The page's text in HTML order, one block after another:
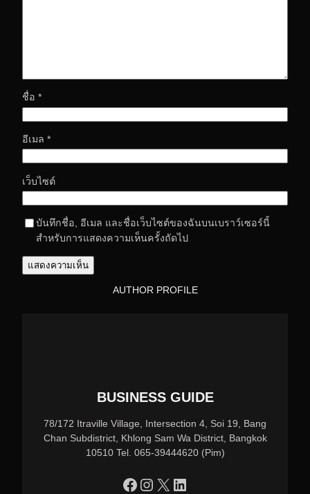
ชื่อ *
อีเมล *
เว็บไซต์
บันทึกชื่อ, อีเมล และชื่อเว็บไซต์ของฉันบนเบราว์เซอร์นี้
สำหรับการแสดงความเห็นครั้งถัดไป
AUTHOR PROFILE
BUSINESS GUIDE
78/172 Itraville Village, Intersection 4, Soi 19, Bang
Chan Subdistrict, Khlong Sam Wa District, Bangkok
10510 Tel. 065-39444620 (Pim)
https://www.facebook.com/profile.php?id=100090086432719 Instagram X LinkedIn